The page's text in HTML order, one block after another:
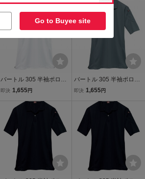
乾 作業服 作業着
速乾 作業服 作業着
もうすぐ終了
バートル 305 半袖ポロシ
ャツ ドライメッシュ ホワ
乾 作業服 作業着
即決 1,655円
バートル 305 半袖ポロシ
ャツ ドライメッシュ ステ
速乾 作業服 作業着
即決 1,655円
Go to Buyee site